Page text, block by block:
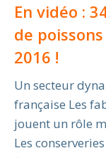
En vidéo :
de
2016 !
Un secteur
française Les
jouent un rôle
Les